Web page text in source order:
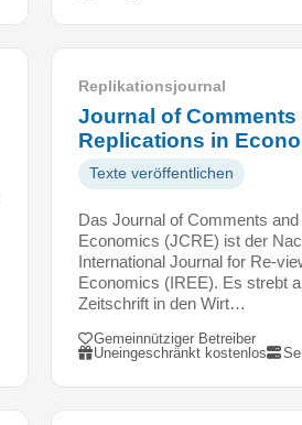
Replikationsjournal
Journal of Comments
Replications in
Texte veröffentlichen
Das Journal of Comments
Economics (JCRE) ist der
International Journal for Re-
Economics (IREE). Es strebt
Zeitschrift in den Wirt…
Gemeinnütziger Betreiber
Uneingeschränkt kostenlos